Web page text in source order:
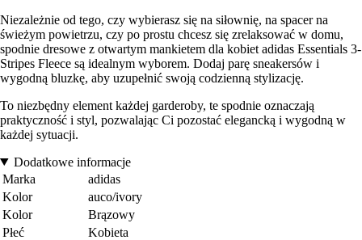
Niezależnie od tego, czy wybierasz się na siłownię, na spacer na
świeżym powietrzu, czy po prostu chcesz się zrelaksować w domu,
spodnie dresowe z otwartym mankietem dla kobiet adidas Essentials 3-
Stripes Fleece są idealnym wyborem. Dodaj parę sneakersów i
wygodną bluzkę, aby uzupełnić swoją codzienną stylizację.
To niezbędny element każdej garderoby, te spodnie oznaczają
praktyczność i styl, pozwalając Ci pozostać elegancką i wygodną w
każdej sytuacji.
Dodatkowe informacje
Marka
adidas
Kolor
auco/ivory
Kolor
Brązowy
Płeć
Kobieta